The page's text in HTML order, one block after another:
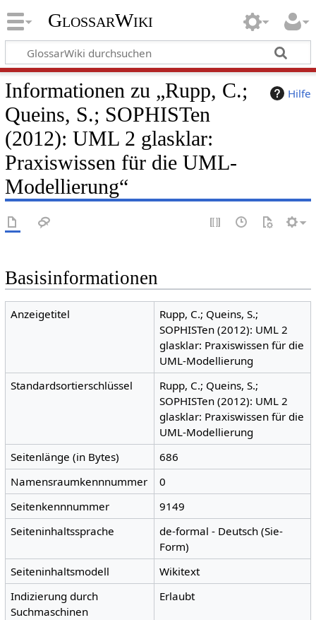
GlossarWiki
Hilfe
Informationen zu „Rupp, C.;
Queins, S.; SOPHISTen
(2012): UML 2 glasklar:
Praxiswissen für die UML-
Modellierung“
Basisinformationen
Anzeigetitel
Rupp, C.; Queins, S.;
SOPHISTen (2012): UML 2
glasklar: Praxiswissen für die
UML-Modellierung
Standardsortierschlüssel
Rupp, C.; Queins, S.;
SOPHISTen (2012): UML 2
glasklar: Praxiswissen für die
UML-Modellierung
Seitenlänge (in Bytes)
686
Namensraumkennnummer
0
Seitenkennnummer
9149
Seiteninhaltssprache
de-formal - Deutsch (Sie-
Form)
Seiteninhaltsmodell
Wikitext
Indizierung durch
Suchmaschinen
Erlaubt